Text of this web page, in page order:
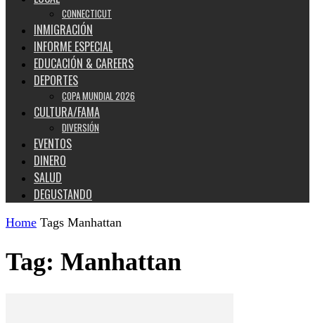
CONNECTICUT
INMIGRACIÓN
INFORME ESPECIAL
EDUCACIÓN & CAREERS
DEPORTES
COPA MUNDIAL 2026
CULTURA/FAMA
DIVERSIÓN
EVENTOS
DINERO
SALUD
DEGUSTANDO
Home Tags Manhattan
Tag: Manhattan